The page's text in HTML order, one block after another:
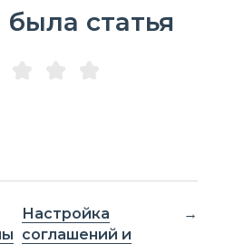
статья
Настройка
соглашений и